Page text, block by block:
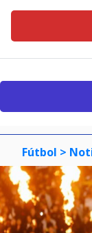
Fútbol >